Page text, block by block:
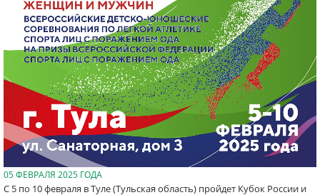
05 ФЕВРАЛЯ 2025 ГОДА
С 5 по 10 февраля в Туле (Тульская область) пройдет Кубок России и